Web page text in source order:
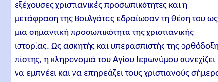
εξέχουσες χριστιανικές προσωπικότητες και η
μετάφραση της Βουλγάτας εδραίωσαν τη θέση του ως
μια σημαντική προσωπικότητα της χριστιανικής
ιστορίας. Ως ασκητής και υπερασπιστής της
πίστης, η κληρονομιά του Αγίου Ιερωνύμου συνεχίζει
να εμπνέει και να επηρεάζει τους χριστιανούς